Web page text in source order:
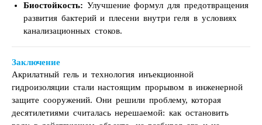
Биостойкость: Улучшение формул для предотвращения
развития бактерий и плесени внутри геля в условиях
канализационных стоков.
Заключение
Акрилатный гель и технология инъекционной
гидроизоляции стали настоящим прорывом в инженерной
защите сооружений. Они решили проблему, которая
десятилетиями считалась нерешаемой: как остановить